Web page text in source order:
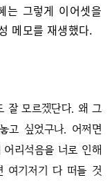
는 그렇게 이어셋을
메모를 재생했다.
잘 모르겠단다. 왜 그
고 싶었구나. 어쩌면
리석음을 너로 인해
여기저기 다 떠들 것